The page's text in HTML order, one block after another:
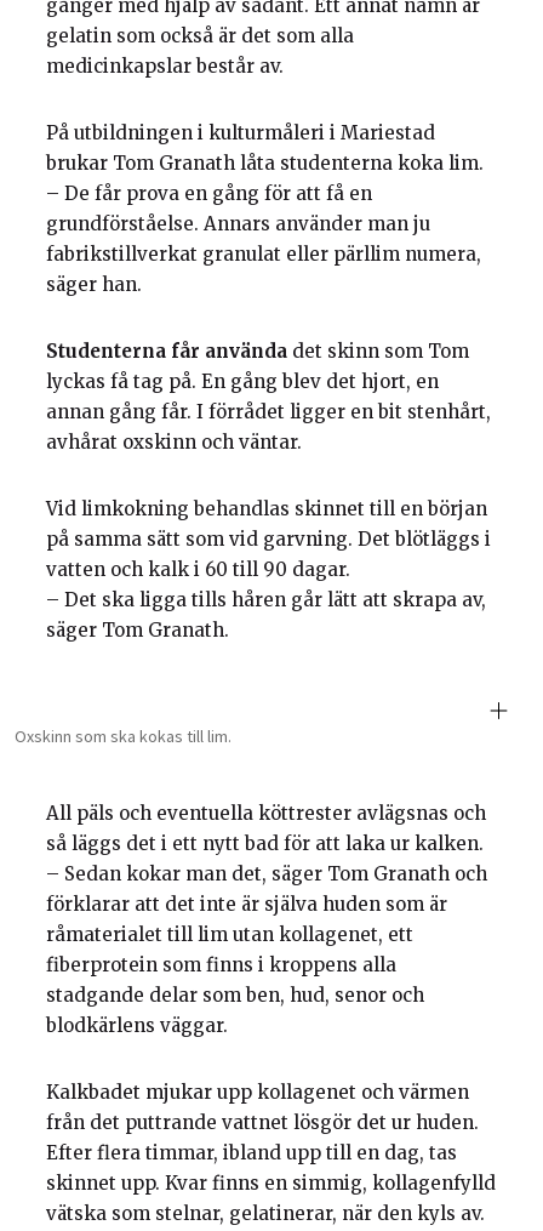
gånger med hjälp av sådant. Ett annat namn är
gelatin som också är det som alla
medicinkapslar består av.
På utbildningen i kulturmåleri i Mariestad
brukar Tom Granath låta studenterna koka lim.
– De får prova en gång för att få en
grundförståelse. Annars använder man ju
fabrikstillverkat granulat eller pärllim numera,
säger han.
Studenterna får använda det skinn som Tom
lyckas få tag på. En gång blev det hjort, en
annan gång får. I förrådet ligger en bit stenhårt,
avhårat oxskinn och väntar.
Vid limkokning behandlas skinnet till en början
på samma sätt som vid garvning. Det blötläggs i
vatten och kalk i 60 till 90 dagar.
– Det ska ligga tills håren går lätt att skrapa av,
säger Tom Granath.
Oxskinn som ska kokas till lim.
All päls och eventuella köttrester avlägsnas och
så läggs det i ett nytt bad för att laka ur kalken.
– Sedan kokar man det, säger Tom Granath och
förklarar att det inte är själva huden som är
råmaterialet till lim utan kollagenet, ett
fiberprotein som finns i kroppens alla
stadgande delar som ben, hud, senor och
blodkärlens väggar.
Kalkbadet mjukar upp kollagenet och värmen
från det puttrande vattnet lösgör det ur huden.
Efter flera timmar, ibland upp till en dag, tas
skinnet upp. Kvar finns en simmig, kollagenfylld
vätska som stelnar, gelatinerar, när den kyls av.